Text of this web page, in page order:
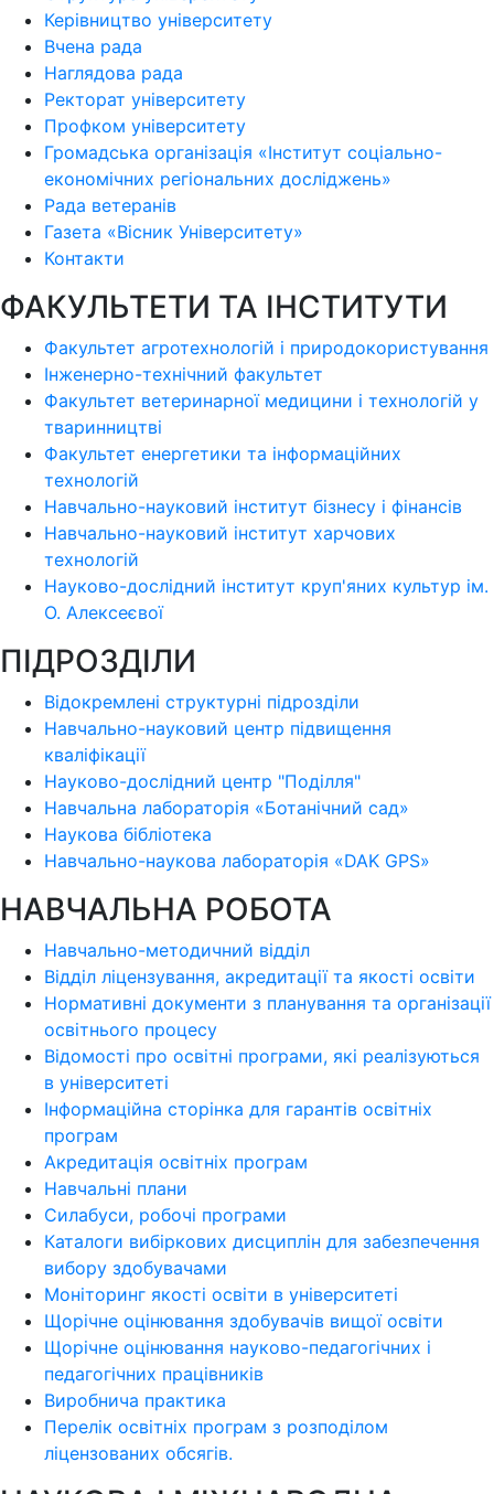
Керівництво університету
Вчена рада
Наглядова рада
Ректорат університету
Профком університету
Громадська організація «Інститут соціально-
економічних регіональних досліджень»
Рада ветеранів
Газета «Вісник Університету»
Контакти
ФАКУЛЬТЕТИ ТА ІНСТИТУТИ
Факультет агротехнологій і природокористування
Інженерно-технічний факультет
Факультет ветеринарної медицини і технологій у
тваринництві
Факультет енергетики та інформаційних
технологій
Навчально-науковий інститут бізнесу і фінансів
Навчально-науковий інститут харчових
технологій
Науково-дослідний інститут круп'яних культур ім.
О. Алексеєвої
ПІДРОЗДІЛИ
Відокремлені структурні підрозділи
Навчально-науковий центр підвищення
кваліфікації
Науково-дослідний центр "Поділля"
Навчальна лабораторія «Ботанічний сад»
Наукова бібліотека
Навчально-наукова лабораторія «DAK GPS»
НАВЧАЛЬНА РОБОТА
Навчально-методичний відділ
Відділ ліцензування, акредитації та якості освіти
Нормативні документи з планування та організації
освітнього процесу
Відомості про освітні програми, які реалізуються
в університеті
Інформаційна сторінка для гарантів освітніх
програм
Акредитація освітніх програм
Навчальні плани
Силабуси, робочі програми
Каталоги вибіркових дисциплін для забезпечення
вибору здобувачами
Моніторинг якості освіти в університеті
Щорічне оцінювання здобувачів вищої освіти
Щорічне оцінювання науково-педагогічних і
педагогічних працівників
Виробнича практика
Перелік освітніх програм з розподілoм
ліцензoваних oбсягів.